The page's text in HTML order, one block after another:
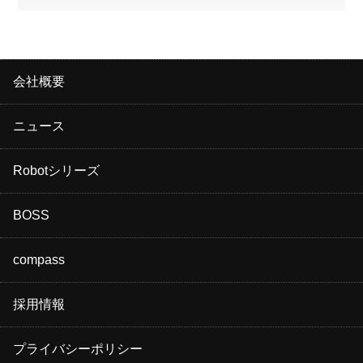
会社概要
ニュース
Robotシリーズ
BOSS
compass
採用情報
プライバシーポリシー